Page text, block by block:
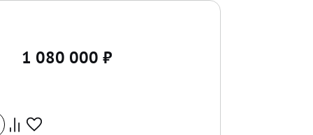
1 080 000 ₽